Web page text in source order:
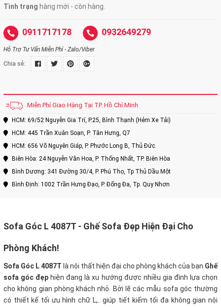
Tình trạng hàng mới - còn hàng.
0911717178 0932649279
Hỗ Trợ Tư Vấn Miễn Phí - Zalo/Viber
Chia sẻ:
Miễn Phí Giao Hàng Tại TP. Hồ Chí Minh
HCM: 69/52 Nguyễn Gia Trí, P.25, Bình Thạnh (Hẻm Xe Tải)
HCM: 445 Trần Xuân Soạn, P. Tân Hưng, Q7
HCM: 656 Võ Nguyên Giáp, P. Phước Long B, Thủ Đức.
Biên Hòa: 24 Nguyễn Văn Hoa, P. Thống Nhất, TP. Biên Hòa
Bình Dương: 341 Đường 30/4, P. Phú Thọ, Tp Thủ Dầu Một
Bình Định: 1002 Trần Hưng Đạo, P. Đống Đa, Tp. Quy Nhơn
Sofa Góc L 4087T - Ghế Sofa Đẹp Hiện Đại Cho
Phòng Khách!
Sofa Góc L 4087T là nội thất hiện đại cho phòng khách của bạn.Ghế
sofa góc đẹp hiện đang là xu hướng được nhiều gia đình lựa chọn
cho không gian phòng khách nhỏ. Bởi lẽ các mẫu sofa góc thường
có thiết kế tối ưu hình chữ L,.. giúp tiết kiếm tối đa không gian nội